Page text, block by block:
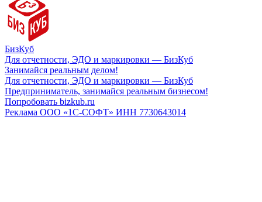
БизКуб
Для отчетности, ЭДО и маркировки — БизКуб
Занимайся реальным делом!
Для отчетности, ЭДО и маркировки — БизКуб
Предприниматель, занимайся реальным бизнесом!
Попробовать bizkub.ru
Реклама ООО «1С-СОФТ» ИНН 7730643014